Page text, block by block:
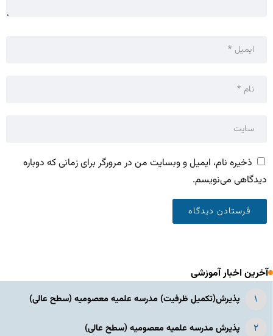
ذخیره نام، ایمیل و وبسایت من در مرورگر برای زمانی که دوباره
دیدگاهی می‌نویسم.
آخرین اخبار آموزشی
پذیرش(تکمیل ظرفیت) مدرسه علمیه معصومیه‌ (سطح عالی)
پذیرش مدرسه علمیه معصومیه‌ (سطح عالی)